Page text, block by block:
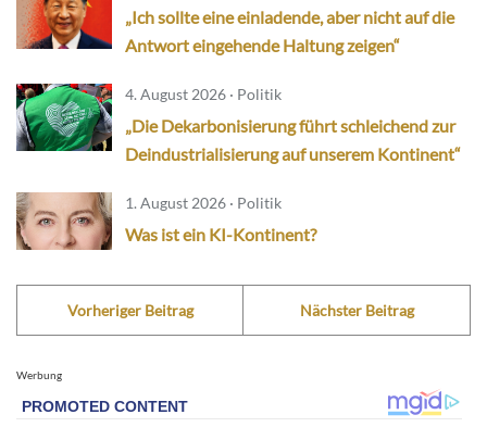
„Ich sollte eine einladende, aber nicht auf die
Antwort eingehende Haltung zeigen“
4. August 2026 · Politik
„Die Dekarbonisierung führt schleichend zur
Deindustrialisierung auf unserem Kontinent“
1. August 2026 · Politik
Was ist ein KI-Kontinent?
Vorheriger Beitrag Nächster Beitrag
Werbung